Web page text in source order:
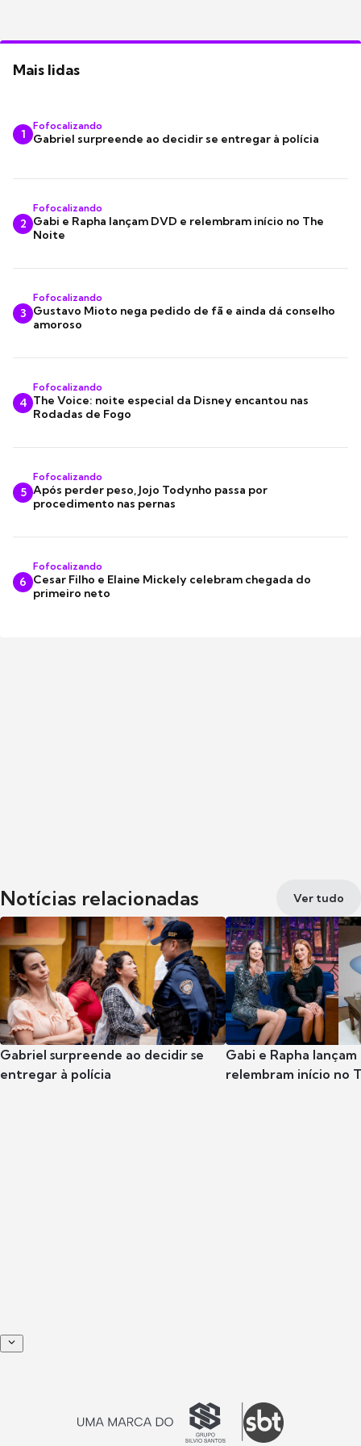
Mais lidas
1
Fofocalizando
Gabriel surpreende ao decidir se entregar à polícia
2
Fofocalizando
Gabi e Rapha lançam DVD e relembram início no The
Noite
3
Fofocalizando
Gustavo Mioto nega pedido de fã e ainda dá conselho
amoroso
4
Fofocalizando
The Voice: noite especial da Disney encantou nas
Rodadas de Fogo
5
Fofocalizando
Após perder peso, Jojo Todynho passa por
procedimento nas pernas
6
Fofocalizando
Cesar Filho e Elaine Mickely celebram chegada do
primeiro neto
Notícias relacionadas Ver tudo
Gabriel surpreende ao decidir se
entregar à polícia
Gabi e Rapha
relembram início no